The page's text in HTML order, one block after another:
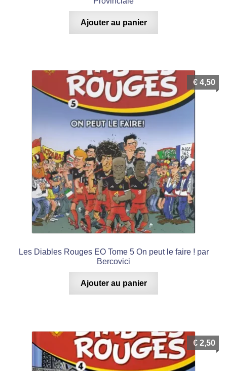
Ajouter au panier
Les Diables Rouges EO Tome 5 On peut le faire ! par
Bercovici
€ 4,50
Ajouter au panier
€ 2,50